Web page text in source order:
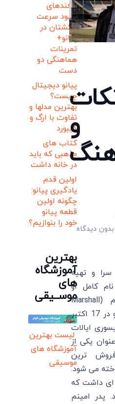
و
بدون دیدگاه
سرا و تهیه
کامل او
مارشال بروس مدرز سوم (Marshall
Bruce Mathers III) است و در 17 اکتبر
ایالات
یکی از
ترین
اوایل قرن 21 شناخته می شود.
ای داشت که
پدر امینم
ترفندهای
بهبود سرعت
انگشتان در
پیانو+
تمرینات
هماهنگی دو
دست
پیانو دیجیتال
چیست؟
بهترین مدلها و
تفاوت با ارگ و
کیبورد
کتاب های
مذهبی که باید
در خانه داشت
اولین قدم
یادگیری پیانو:
چگونه اولین
قطعه پیانو
خود را بنوازیم؟
بهترین
آموزشگاه
های
موســیقی
لیست بهترین
آموزشگاه های
موسیقی